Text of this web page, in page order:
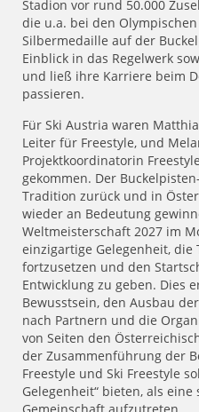
Stadion vor rund 50.000
die u.a. bei den
Silbermedaille auf der
Einblick in das Regelwerk
und ließ ihre Karriere beim
passieren.
Für Ski Austria waren
Leiter für Freestyle, und
Projektkoordinatorin
gekommen. Der
Tradition zurück und in
wieder an Bedeutung
Weltmeisterschaft 2027 im
einzigartige Gelegenheit, die
fortzusetzen und den
Entwicklung zu geben. Dies
Bewusstsein, den Ausbau
nach Partnern und die
von Seiten den
der Zusammenführung der
Freestyle und Ski Freestyle
Gelegenheit“ bieten, als